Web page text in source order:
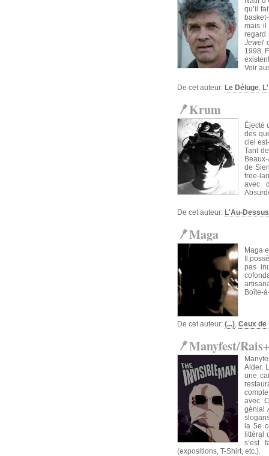
qu’il
mais il
regard
Jewel
1998.
Voir
De cet auteur: Le Déluge,
Krum
Éjecté
des
ciel
Tant
de
free-
avec
De cet auteur: L'Au-Dessus
Maga
Maga
Il
pas
Boîte-
De cet auteur: (...) Ceux de
Manyfest/
Alder.
une
avec
génial
la 5e
littéral
s’est
(expositions, T-Shirt, etc.).